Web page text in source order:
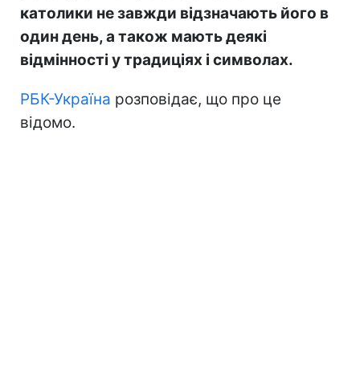
католики не завжди відзначають його в
один день, а також мають деякі
відмінності у традиціях і символах.
РБК-Україна розповідає, що про це
відомо.